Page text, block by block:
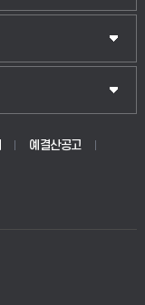
예결산공고